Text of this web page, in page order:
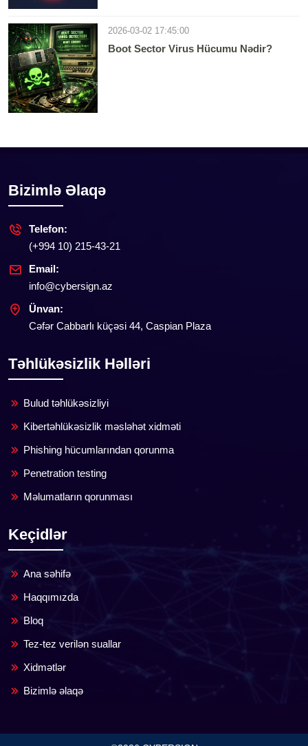
2026-03-02 17:45:00
Boot Sector Virus Hücumu Nədir?
Bizimlə Əlaqə
Telefon:
(+994 10) 215-43-21
Email:
info@cybersign.az
Ünvan:
Cəfər Cabbarlı küçəsi 44, Caspian Plaza
Təhlükəsizlik Həlləri
Bulud təhlükəsizliyi
Kibertəhlükəsizlik məsləhət xidməti
Phishing hücumlarından qorunma
Penetration testing
Məlumatların qorunması
Keçidlər
Ana səhifə
Haqqımızda
Bloq
Tez-tez verilən suallar
Xidmətlər
Bizimlə əlaqə